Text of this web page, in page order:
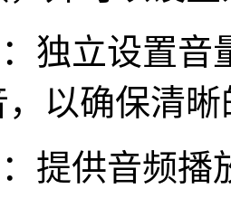
独立设置
以确保清
提供音频